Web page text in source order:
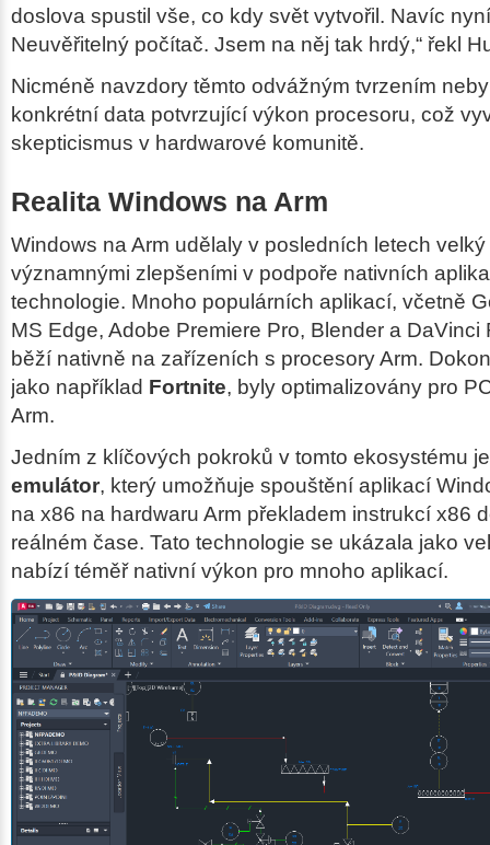
doslova spustil vše, co kdy svět vytvořil. Navíc
Neuvěřitelný počítač. Jsem na něj tak hrdý,“ řekl
Nicméně navzdory těmto odvážným tvrzením
konkrétní data potvrzující výkon procesoru, což
skepticismus v hardwarové komunitě.
Realita Windows na Arm
Windows na Arm udělaly v posledních letech
významnými zlepšeními v podpoře nativních
technologie. Mnoho populárních aplikací, včetně
MS Edge, Adobe Premiere Pro, Blender a DaVinci
běží nativně na zařízeních s procesory Arm.
jako například Fortnite, byly optimalizovány pro
Arm.
Jedním z klíčových pokroků v tomto ekosystému
emulátor, který umožňuje spouštění aplikací
na x86 na hardwaru Arm překladem instrukcí x86
reálném čase. Tato technologie se ukázala jako
nabízí téměř nativní výkon pro mnoho aplikací.